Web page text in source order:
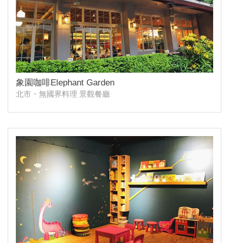
象園咖啡Elephant Garden
北市・無國界料理 景觀餐廳